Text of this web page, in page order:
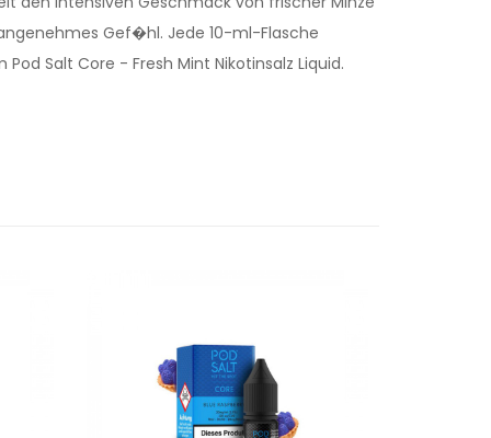
Gef�hl. Jede 10-ml-Flasche
Salt Core - Fresh Mint Nikotinsalz Liquid.